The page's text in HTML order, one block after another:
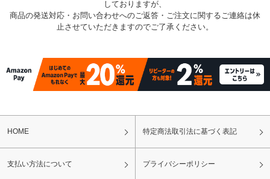
しておりますが、
商品の発送対応・お問い合わせへのご返答・ご注文に関するご連絡は休
止させていただきますのでご了承ください。
HOME 特定商法取引法に基づく表記
支払い方法について プライバシーポリシー